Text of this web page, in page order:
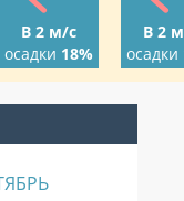
В 2 м/с
осадки 18%
В 2
осадки